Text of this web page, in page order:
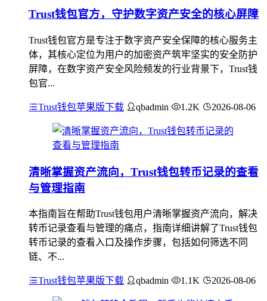
Trust钱包官方，守护数字资产安全的核心屏障
Trust钱包官方是专注于数字资产安全保障的核心服务主
体，其核心定位为用户的加密资产筑牢坚实的安全防护
屏障，在数字资产安全风险频发的行业背景下，Trust钱
包官...
Trust钱包苹果版下载 qbadmin 1.2K 2026-08-06
清晰掌握资产流向，Trust钱包转币记录的查看
与管理指南
本指南旨在帮助Trust钱包用户清晰掌握资产流向，解决
转币记录查看与管理的痛点，指南详细讲解了Trust钱包
转币记录的查看入口及操作步骤，包括如何筛选不同
链、不...
Trust钱包苹果版下载 qbadmin 1.1K 2026-08-06